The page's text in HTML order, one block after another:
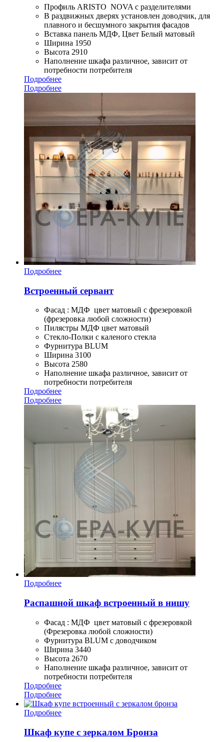
Профиль ARISTO NOVA с разделителями
В раздвижных дверях установлен доводчик, для
плавного и бесшумного закрытия фасадов
Вставка панель МДФ, Цвет Белый матовый
Ширина 1950
Высота 2910
Наполнение шкафа различное, зависит от
потребности потребителя
Подробнее
Подробнее
Подробнее
Встроенный сервант
Фасад : МДФ цвет матовый с фрезеровкой
(фрезеровка любой сложности)
Пилястры МДФ цвет матовый
Стекло-Полки с каленого стекла
Фурнитура BLUM
Ширина 3100
Высота 2580
Наполнение шкафа различное, зависит от
потребности потребителя
Подробнее
Подробнее
Подробнее
Распашной шкаф встроенный в нишу
Фасад : МДФ цвет матовый с фрезеровкой
(Фрезеровка любой сложности)
Фурнитура BLUM с доводчиком
Ширина 3440
Высота 2670
Наполнение шкафа различное, зависит от
потребности потребителя
Подробнее
Подробнее
Подробнее
Шкаф купе с зеркалом Бронза